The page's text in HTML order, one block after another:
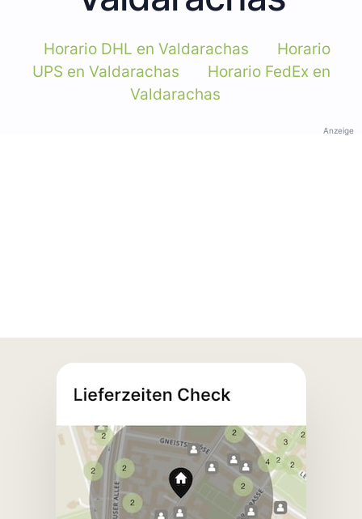
Horario DHL en Valdarachas
Horario
UPS en Valdarachas
Horario FedEx en
Valdarachas
Anzeige